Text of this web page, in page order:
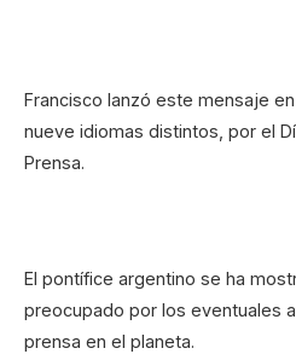
Francisco lanzó este mensaje
nueve idiomas distintos, por el
Prensa.
El pontífice argentino se ha
preocupado por los eventuales
prensa en el planeta.